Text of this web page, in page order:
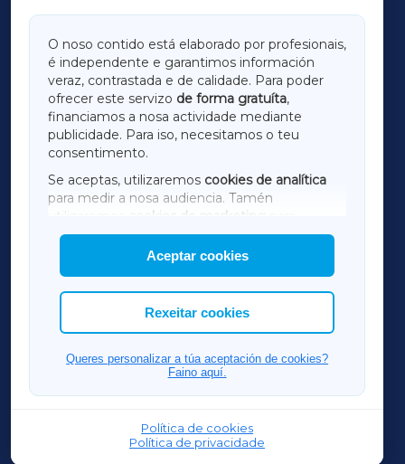
O noso contido está elaborado por profesionais,
é independente e garantimos información
veraz, contrastada e de calidade. Para poder
ofrecer este servizo de forma gratuíta,
financiamos a nosa actividade mediante
publicidade. Para iso, necesitamos o teu
consentimento.
Se aceptas, utilizaremos cookies de analítica
para medir a nosa audiencia. Tamén
utilizaremos
cookies de marketing
mostrar publicidade de terceiros.
Así mesmo, podes personalizar a elección das
cookies que desexas permitir.
Aceptar cookies
Rexeitar cookies
Queres personalizar a túa aceptación de cookies?
Faino aquí.
Política de cookies
Política de privacidade
LUGOXA
TERRACHAXA
AMARIÑAXA
RIBEIRASACRAXA
ACORUÑAXA
FERROLXA
OURENSEXA